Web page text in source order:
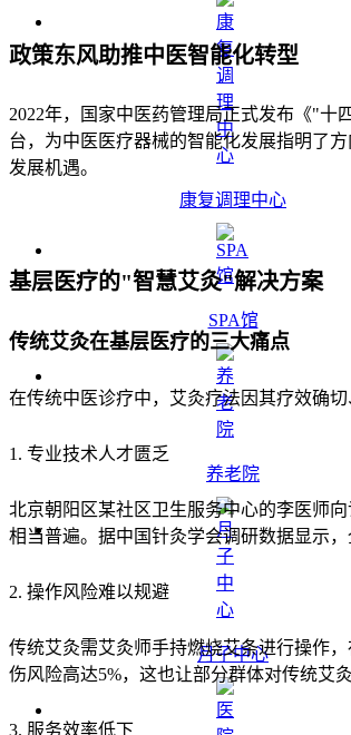
康复调理中心
SPA馆
养老院
月子中心
政策东风助推中医智能化转型
2022年，国家中医药管理局正式发布《"
台，为中医医疗器械的智能化发展指明了
发展机遇。
基层医疗的"智慧艾灸"解决方案
传统艾灸在基层医疗的三大痛点
在传统中医诊疗中，艾灸疗法因其疗效确
1. 专业技术人才匮乏
北京朝阳区某社区卫生服务中心的李医师
相当普遍。据中国针灸学会调研数据显示
2. 操作风险难以规避
传统艾灸需艾灸师手持燃烧艾条进行操作
伤风险高达5%，这也让部分群体对传统艾
3. 服务效率低下